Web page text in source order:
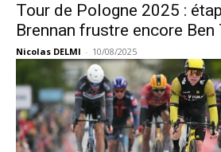
Tour de Pologne 2025 :
Brennan frustre encore Ben
Nicolas DELMI - 10/08/2025